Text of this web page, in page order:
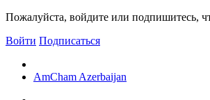
Пожалуйста, войдите или подпишитесь,
Войти Подписаться
AmCham Azerbaijan